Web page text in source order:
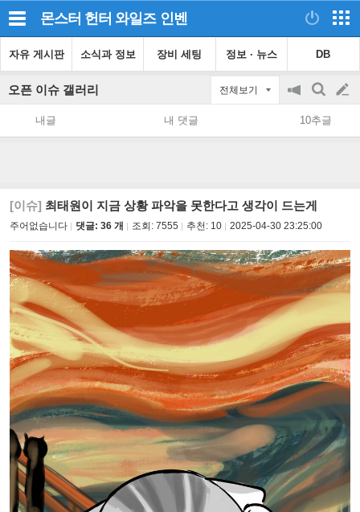
몬스터 헌터 와일즈 인벤
자유 게시판 소식과 정보 장비 세팅 정보 · 뉴스 DB
오픈 이슈 갤러리 전체보기
공
지
on/off
검
색
글
쓰
내글 내 댓글 10추글
[이슈] 최태원이 지금 상황 파악을 못한다고 생각이 드는게
주어없습니다 댓글: 36 개 조회: 7555 추천: 10 2025-04-30 23:25:00